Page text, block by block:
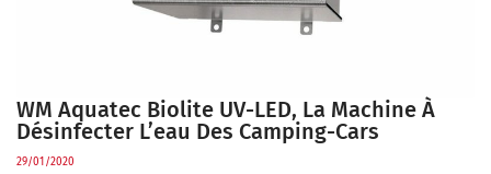
WM Aquatec Biolite UV-LED, La Machine À
Désinfecter L’eau Des Camping-Cars
29/01/2020